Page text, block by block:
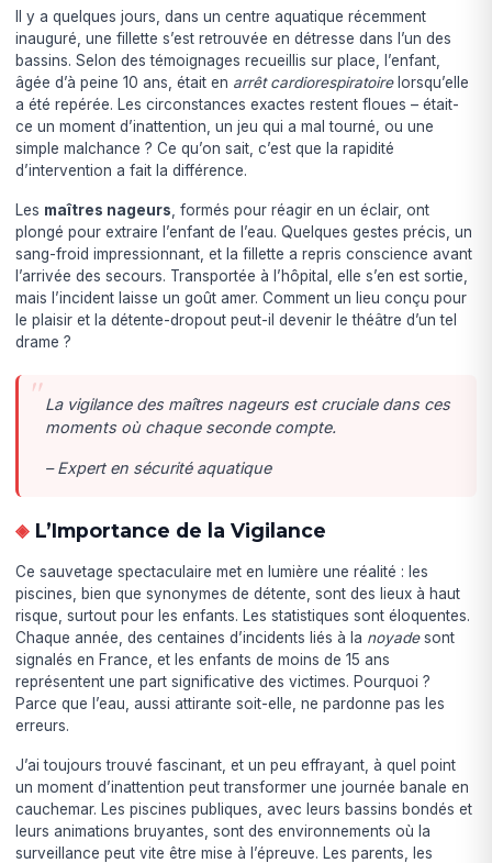
Il y a quelques jours, dans un centre aquatique récemment
inauguré, une fillette s’est retrouvée en détresse dans l’un des
bassins. Selon des témoignages recueillis sur place, l’enfant,
âgée d’à peine 10 ans, était en arrêt cardiorespiratoirelorsqu’elle
a été repérée. Les circonstances exactes restent floues – était-
ce un moment d’inattention, un jeu qui a mal tourné, ou une
simple malchance ? Ce qu’on sait, c’est que la rapidité
d’intervention a fait la différence.
Les maîtres nageurs , formés pour réagir en un éclair, ont
plongé pour extraire l’enfant de l’eau. Quelques gestes précis, un
sang-froid impressionnant, et la fillette a repris conscience avant
l’arrivée des secours. Transportée à l’hôpital, elle s’en est sortie,
mais l’incident laisse un goût amer. Comment un lieu conçu pour
le plaisir et la détente-dropout peut-il devenir le théâtre d’un tel
drame ?
La vigilance des maîtres nageurs est cruciale dans ces
moments où chaque seconde compte.
– Expert en sécurité aquatique
L’Importance de la Vigilance
Ce sauvetage spectaculaire met en lumière une réalité : les
piscines, bien que synonymes de détente, sont des lieux à haut
risque, surtout pour les enfants. Les statistiques sont éloquentes.
Chaque année, des centaines d’incidents liés à la noyadesont
signalés en France, et les enfants de moins de 15 ans
représentent une part significative des victimes. Pourquoi ?
Parce que l’eau, aussi attirante soit-elle, ne pardonne pas les
erreurs.
J’ai toujours trouvé fascinant, et un peu effrayant, à quel point
un moment d’inattention peut transformer une journée banale en
cauchemar. Les piscines publiques, avec leurs bassins bondés et
leurs animations bruyantes, sont des environnements où la
surveillance peut vite être mise à l’épreuve. Les parents, les